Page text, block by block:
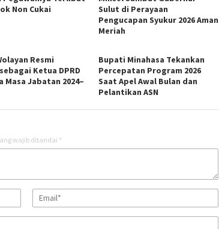
Non Cukai
Sulut di Perayaan
Pengucapan Syukur 2026 Aman
Meriah
Resmi
Ketua DPRD
Masa Jabatan 2024–
Bupati Minahasa Tekankan
Percepatan Program 2026
Saat Apel Awal Bulan dan
Pelantikan ASN
wajib ditandai *